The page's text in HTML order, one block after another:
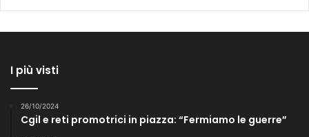
I più visti
26/10/2024
Cgil e reti promotrici in piazza: “Fermiamo le guerre”